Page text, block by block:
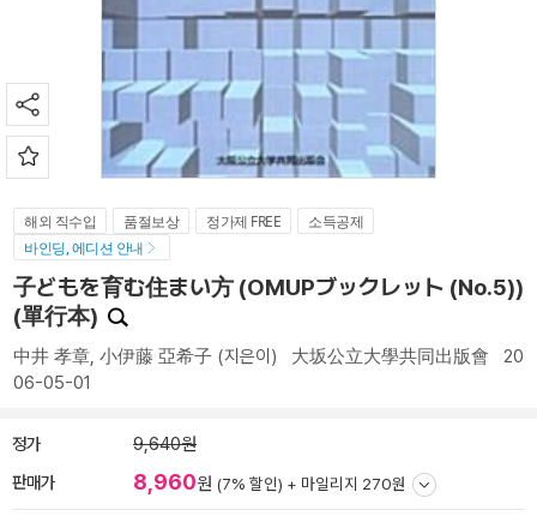
해외 직수입 품절보상 정가제 FREE
소득공제
바인딩, 에디션 안내
子どもを育む住まい方 (OMUPブックレット (No.5))
(單行本)
中井 孝章, 小伊藤 亞希子 (지은이) 大坂公立大學共同出版會 20
06-05-01
정가 9,640원
판매가 8,960원 (7% 할인) + 마일리지 270원